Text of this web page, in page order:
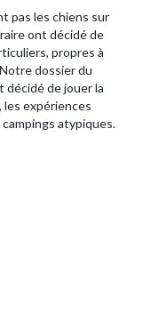
pas les chiens sur
ont décidé de
propres à
dossier du
décidé de jouer la
les expériences
atypiques.